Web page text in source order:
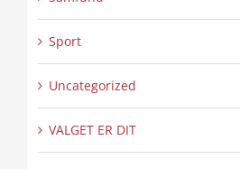
Sport
Uncategorized
VALGET ER DIT